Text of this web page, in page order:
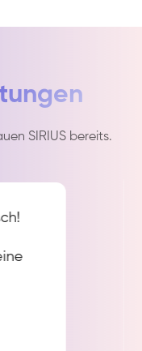
SIRIUS bereits.